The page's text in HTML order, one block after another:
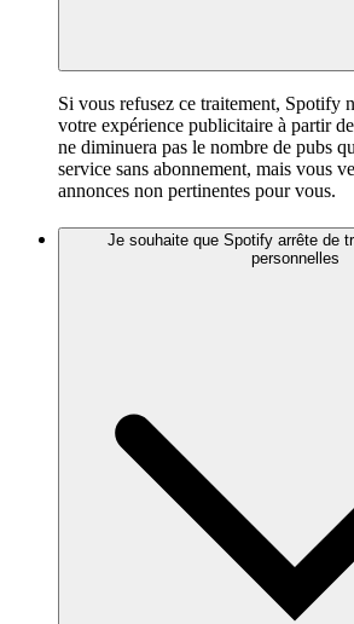
Si vous refusez ce traitement, Spotify
votre expérience publicitaire à partir
ne diminuera pas le nombre de pubs
service sans abonnement, mais vous
annonces non pertinentes pour vous.
Je souhaite que Spotify arrête de
personnelles